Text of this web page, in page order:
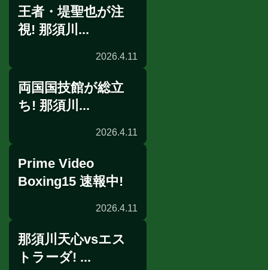
リングサイドの目
リングサイドの目
王者・堤聖也が注
視! 那須川...
2026.4.11
試合後会見
両国国技館が総立
ち! 那須川...
2026.4.11
試合速報
Prime Video
Boxing15 速報中!
2026.4.11
那須川天心vsエス
トラーダ! ...